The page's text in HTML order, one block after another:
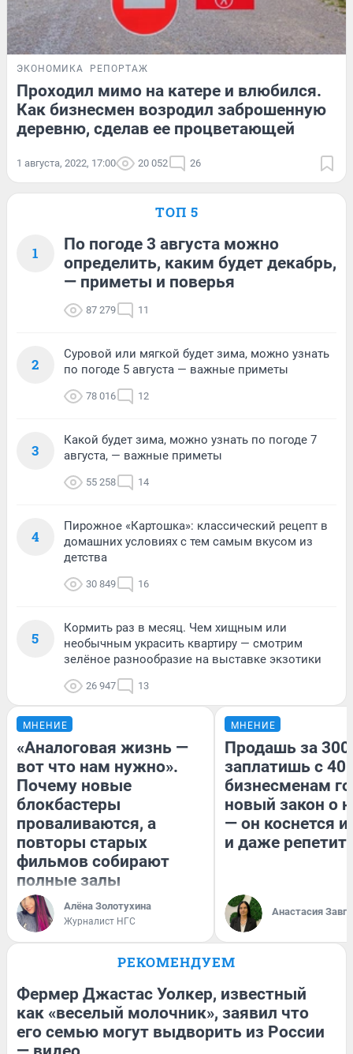
ЭКОНОМИКА РЕПОРТАЖ
Проходил мимо на катере и влюбился.
Как бизнесмен возродил заброшенную
деревню, сделав ее процветающей
1 августа, 2022, 17:00 20 052 26
ТОП 5
1
По погоде 3 августа можно
определить, каким будет декабрь,
— приметы и поверья
87 279 11
2
Суровой или мягкой будет зима, можно узнать
по погоде 5 августа — важные приметы
78 016 12
3
Какой будет зима, можно узнать по погоде 7
августа, — важные приметы
55 258 14
4
Пирожное «Картошка»: классический рецепт в
домашних условиях с тем самым вкусом из
детства
30 849 16
5
Кормить раз в месяц. Чем хищным или
необычным украсить квартиру — смотрим
зелёное разнообразие на выставке экзотики
26 947 13
МНЕНИЕ
«Аналоговая жизнь —
вот что нам нужно».
Почему новые
блокбастеры
проваливаются, а
повторы старых
фильмов собирают
полные залы
Алёна Золотухина
Журналист НГС
МНЕНИЕ
Продашь за
заплатишь с
бизнесменам
новый закон о
— он коснется
и даже
Анастасия
РЕКОМЕНДУЕМ
Фермер Джастас Уолкер, известный
как «веселый молочник», заявил что
его семью могут выдворить из России